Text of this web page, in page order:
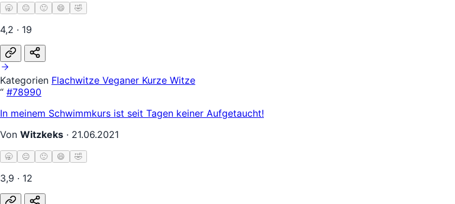
🥱 😐 🙂 😄 🤣
4,2 · 19
Kategorien Flachwitze Veganer Kurze Witze
“ #78990
In meinem Schwimmkurs ist seit Tagen keiner Aufgetaucht!
Von Witzkeks · 21.06.2021
🥱 😐 🙂 😄 🤣
3,9 · 12